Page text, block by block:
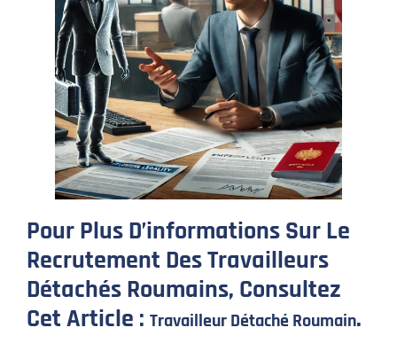
Pour Plus D’informations Sur Le
Recrutement Des Travailleurs
Détachés Roumains, Consultez
Cet Article : Travailleur Détaché Roumain.